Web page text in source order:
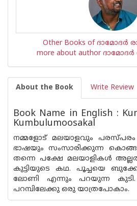
Other Books of
more about author
About the Book Write Review
Book Name in English :
Kumbulumoosakal
നമ്മളോട് മലയാളവും പരസ്പരം
ഭാഷയും സംസാരിക്കുന്ന
തന്നെ പക്ഷേ മലയാളികള്‍
കുട്ടിയുടെ കഥ. പൂച്ചയെ
ലോണി എന്നും പറയുന്ന കുടി.
പറമ്പിലേക്കു ഒരു യാത്രപോകാം.